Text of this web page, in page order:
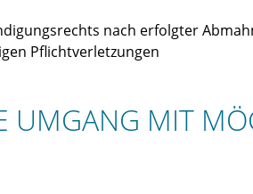
nach erfolgter
Pflichtverletzungen
UMGANG MIT